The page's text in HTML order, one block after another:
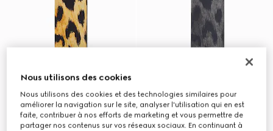
Nous utilisons des cookies
Nous utilisons des cookies et des technologies similaires pour
améliorer la navigation sur le site, analyser l'utilisation qui en est
faite, contribuer à nos efforts de marketing et vous permettre de
partager nos contenus sur vos réseaux sociaux. En continuant à